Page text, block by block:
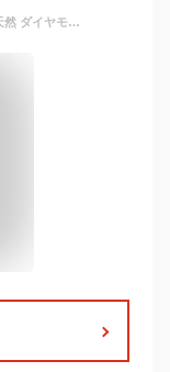
刻印無料 close to me St ハート プレート 天然 ダイヤモンド ステンレス ペアネックレス ペアアクセサリー サージカルステンレス メンズ レディース ペンダント お揃い カップル フュージョン 合体 天然ダイヤ ペアアクセ ブランド プレゼント 人気 おしゃれ 刻印